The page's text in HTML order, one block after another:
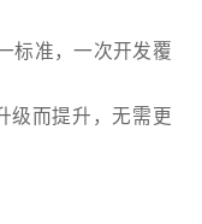
标准，一次开发覆
级而提升，无需更